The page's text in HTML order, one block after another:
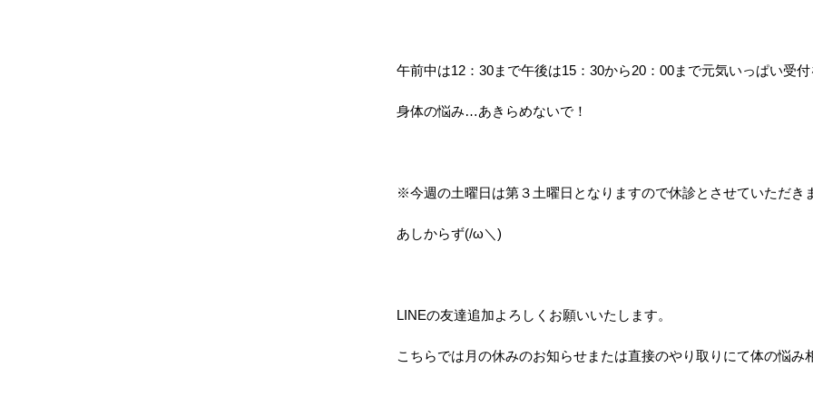
午前中は12：30まで午後は15：30から20：00まで元気いっぱい受
身体の悩み…あきらめないで！
※今週の土曜日は第３土曜日となりますので休診とさせていただき
あしからず(/ω＼)
LINEの友達追加よろしくお願いいたします。
こちらでは月の休みのお知らせまたは直接のやり取りにて体の悩み